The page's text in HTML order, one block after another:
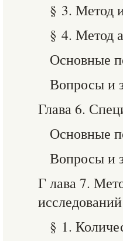
§ 3. Метод
§ 4. Метод
Основные
Вопросы и
Глава 6.
Основные
Вопросы и
Г лава 7.
исследований
§ 1.